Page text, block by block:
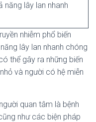
năng lây lan nhanh
nhiễm phổ biến
lây lan nhanh chóng
thể gây ra những biến
và người có hệ miễn
quan tâm là bệnh
như các biện pháp